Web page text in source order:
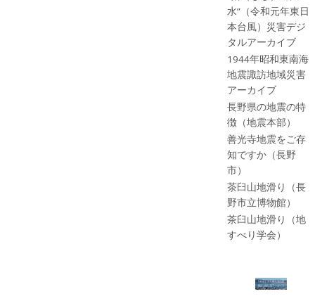
水”（令和元年東日
本台風）災害デジ
タルアーカイブ
1944年昭和東南海
地震諏訪地域災害
アーカイブ
長野県の地震の特
徴（地震本部）
善光寺地震をご存
知ですか（長野
市）
茶臼山地滑り（長
野市立博物館）
茶臼山地滑り（地
すべり学会）